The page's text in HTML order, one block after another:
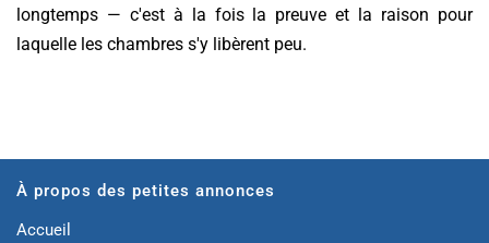
longtemps — c'est à la fois la preuve et la raison pour
laquelle les chambres s'y libèrent peu.
À propos des petites annonces
Accueil